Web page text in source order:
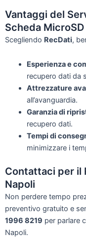
Vantaggi del
Scheda
Scegliendo RecDati,
Esperienza e
recupero dati da
Attrezzature
all’avanguardia.
Garanzia di
recupero dati.
Tempi di
minimizzare i
Contattaci per il
Napoli
Non perdere tempo
preventivo gratuito e
1996 8219 per parlare
Napoli.